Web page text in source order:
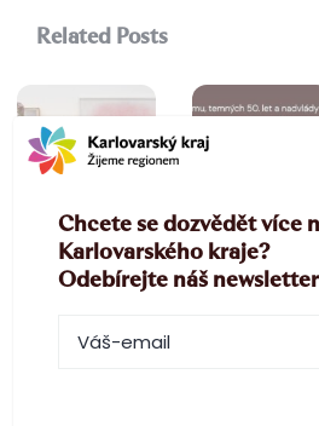
Related Posts
Chcete se dozvědět více
Karlovarského kraje?
Odebírejte náš newsletter